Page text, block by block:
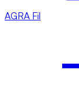
AGRA Fil